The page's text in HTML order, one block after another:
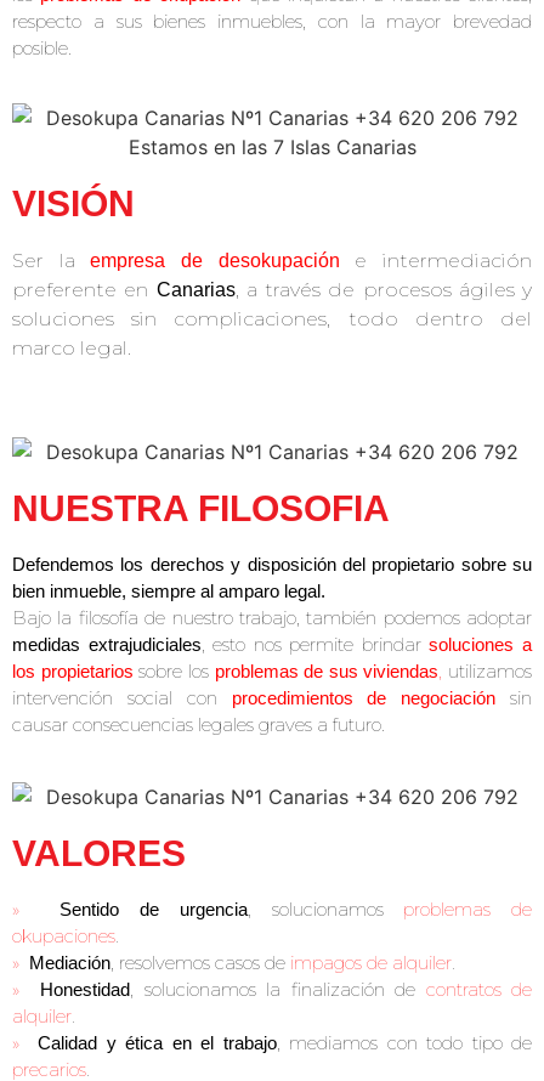
respecto a sus bienes inmuebles, con la mayor brevedad
posible.
VISIÓN
Ser la empresa de desokupación
e intermediación
preferente en Canarias, a través de procesos ágiles y
soluciones sin complicaciones, todo dentro del
marco legal.
NUESTRA FILOSOFIA
Defendemos los derechos y disposición del propietario sobre su
bien inmueble, siempre al amparo legal.
Bajo la filosofía de nuestro trabajo, también podemos adoptar
medidas extrajudiciales, esto nos permite brindarsoluciones a
los propietarios sobre los problemas de sus viviendas, utilizamos
intervención social con
procedimientos de negociación sin
causar consecuencias legales graves a futuro.
VALORES
» Sentido de urgencia, solucionamos
problemas de
okupaciones.
» Mediación, resolvemos casos de impagos de alquiler.
»
Honestidad, solucionamos la finalización de contratos de
alquiler.
»
Calidad y ética en el trabajo, mediamos con todo tipo de
precarios.